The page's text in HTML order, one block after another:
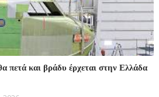
και βράδυ έρχεται στην Ελλάδα